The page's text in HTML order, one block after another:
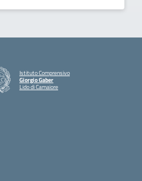
Istituto Comprensivo
Giorgio Gaber
Lido di Camaiore